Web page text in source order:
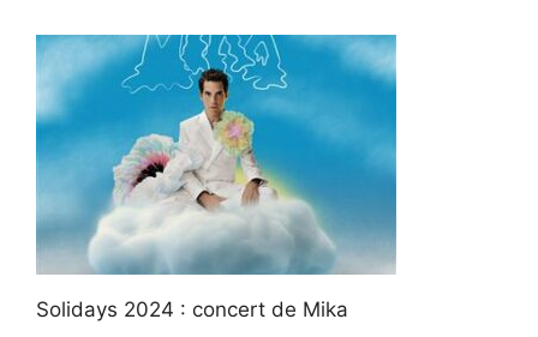
Solidays 2024 : concert de Mika